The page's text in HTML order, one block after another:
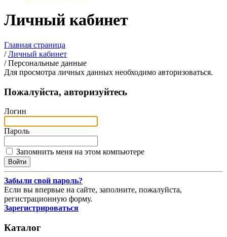
Личный кабинет
Главная страница
/Личный кабинет
/Персональные данные
Для просмотра личных данных необходимо авторизоваться.
Пожалуйста, авторизуйтесь
Логин
Пароль
Запомнить меня на этом компьютере
Забыли свой пароль?
Если вы впервые на сайте, заполните, пожалуйста,
регистрационную форму.
Зарегистрироваться
Каталог